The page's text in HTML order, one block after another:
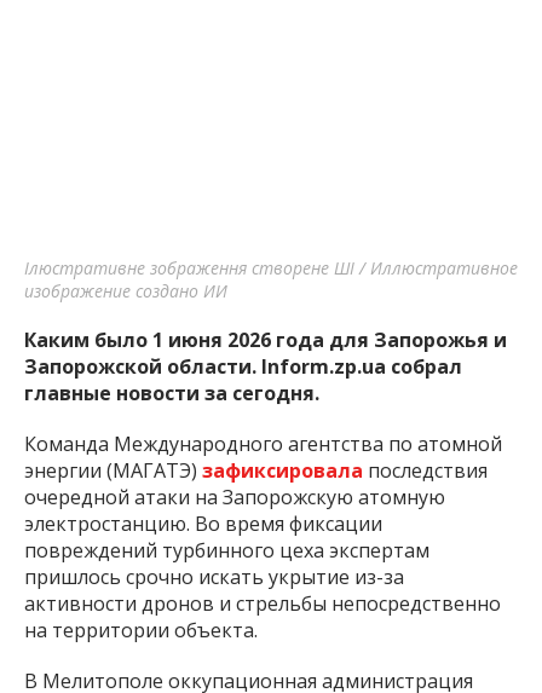
Ілюстративне зображення створене ШІ / Иллюстративное
изображение создано ИИ
Каким было 1 июня 2026 года для Запорожья и
Запорожской области. Inform.zp.ua собрал
главные новости за сегодня.
Команда Международного агентства по атомной
энергии (МАГАТЭ) зафиксировала последствия
очередной атаки на Запорожскую атомную
электростанцию. Во время фиксации
повреждений турбинного цеха экспертам
пришлось срочно искать укрытие из-за
активности дронов и стрельбы непосредственно
на территории объекта.
В Мелитополе оккупационная администрация